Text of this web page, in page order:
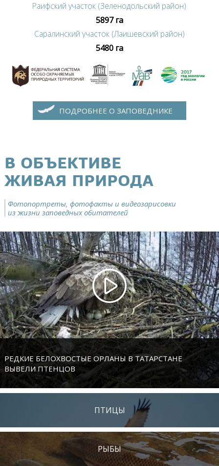
Раифский участок (Зеленодольский район)
5897 га
Саралинский участок (Лаишевский район)
5480 га
ПОДРОБНЕЕ О ЗАПОВЕДНИКЕ
В ОБЪЕКТИВЕ
ЖИВАЯ ПРИРОДА
Фотопортреты, фотофакты и видеозарисовки
из жизни заповедных обитателей
РЕДКИЕ БЕЛОХВОСТЫЕ ОРЛАНЫ В ТАТАРСТАНЕ
ВЫВЕЛИ ПТЕНЦОВ
ПТИЦЫ
РЫБЫ